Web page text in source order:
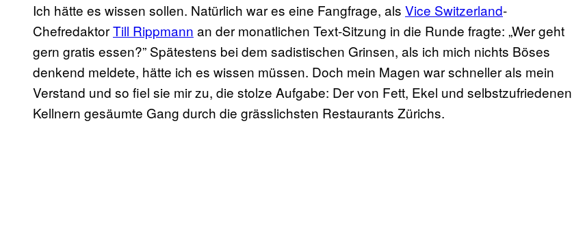
Ich hätte es wissen sollen. Natürlich war es eine Fangfrage, als Vice Switzerland-
ChefredaktorTill Rippmann an der monatlichen Text-Sitzung in die Runde fragte: „Wer geht
gern gratis essen?” Spätestens bei dem sadistischen Grinsen, als ich mich nichts Böses
denkend meldete, hätte ich es wissen müssen. Doch mein Magen war schneller als mein
Verstand und so fiel sie mir zu, die stolze Aufgabe: Der von Fett, Ekel und selbstzufriedenen
Kellnern gesäumte Gang durch die grässlichsten Restaurants Zürichs.